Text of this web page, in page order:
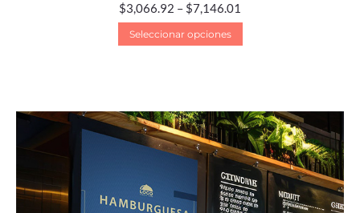
$3,066.92 – $7,146.01
Seleccionar opciones